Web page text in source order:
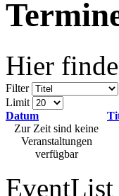
Hier
Filter
Limit
Datum
Zur Zeit sind keine
Veranstaltungen
verfügbar